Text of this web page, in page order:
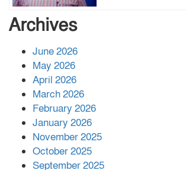
নলছিটিতে শ্রমিকদলের
প্রকাশের অভিযোগ
Archives
June 2026
May 2026
April 2026
March 2026
February 2026
January 2026
November 2025
October 2025
September 2025